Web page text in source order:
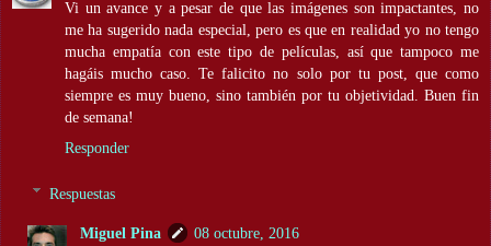
Vi un avance y a pesar de que las imágenes son impactantes, no
me ha sugerido nada especial, pero es que en realidad yo no tengo
mucha empatía con este tipo de películas, así que tampoco me
hagáis mucho caso. Te falicito no solo por tu post, que como
siempre es muy bueno, sino también por tu objetividad. Buen fin
de semana!
Responder
Respuestas
Miguel Pina
08 octubre, 2016